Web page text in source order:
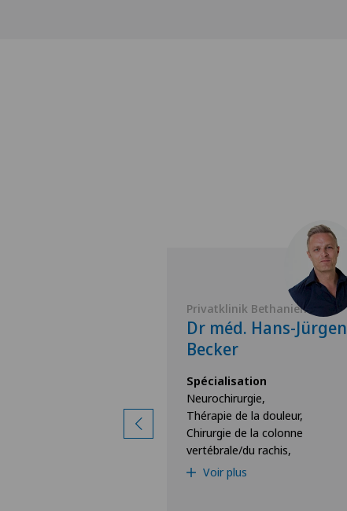
Privatklinik Bethanien
Dr méd. Hans-Jürgen
Becker
Spécialisation
Neurochirurgie,
Thérapie de la douleur,
Chirurgie de la colonne
vertébrale/du rachis,
Voir plus